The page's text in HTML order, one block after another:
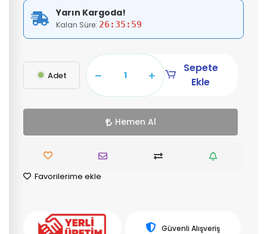
Yarın Kargoda!
Kalan Süre: 26:35:58
Adet
Sepete
Ekle
Hemen Al
Favorilerime ekle
Güvenli Alışveriş